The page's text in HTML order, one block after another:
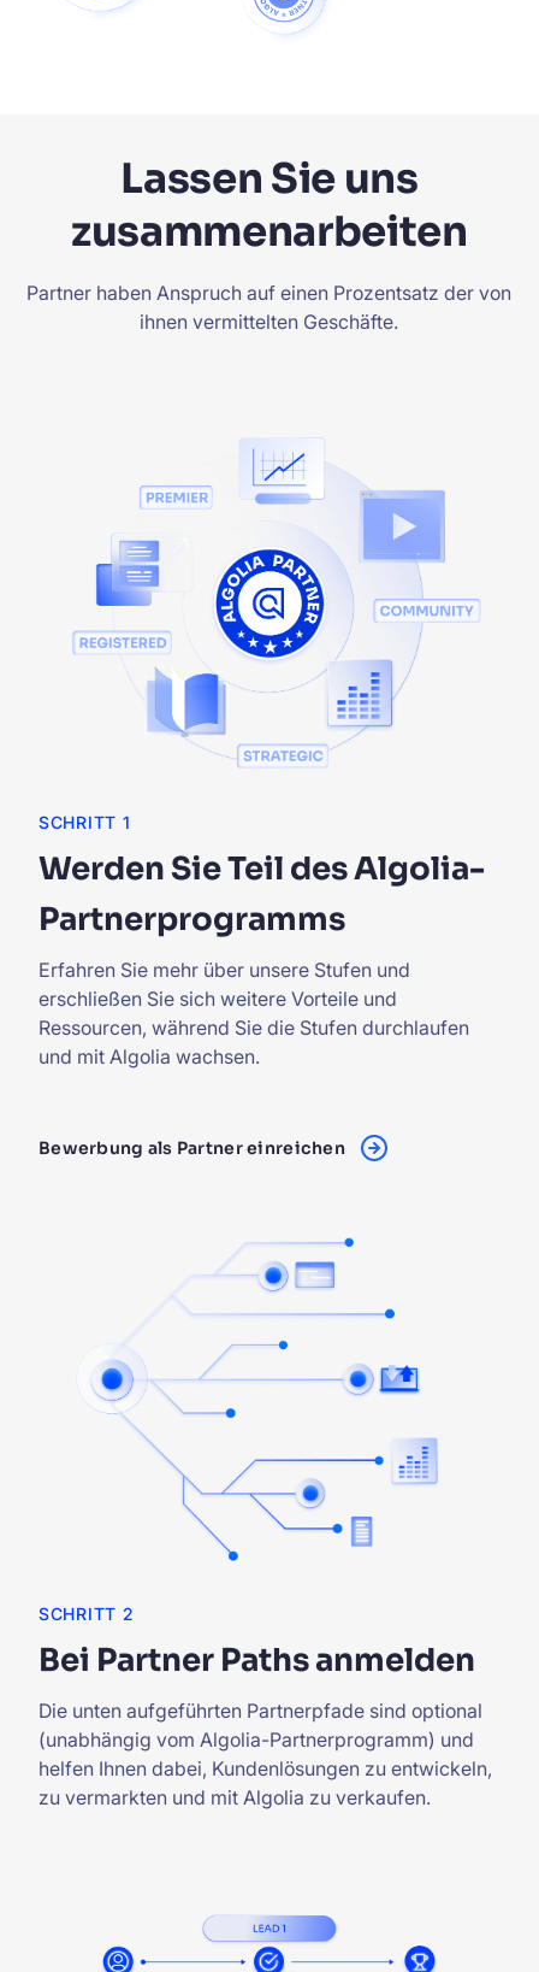
Lassen Sie uns
zusammenarbeiten
Partner haben Anspruch auf einen Prozentsatz der von
ihnen vermittelten Geschäfte.
SCHRITT 1
Werden Sie Teil des Algolia-
Partnerprogramms
Erfahren Sie mehr über unsere Stufen und
erschließen Sie sich weitere Vorteile und
Ressourcen, während Sie die Stufen durchlaufen
und mit Algolia wachsen.
Bewerbung als Partner einreichen
SCHRITT 2
Bei Partner Paths anmelden
Die unten aufgeführten Partnerpfade sind optional
(unabhängig vom Algolia-Partnerprogramm) und
helfen Ihnen dabei, Kundenlösungen zu entwickeln,
zu vermarkten und mit Algolia zu verkaufen.